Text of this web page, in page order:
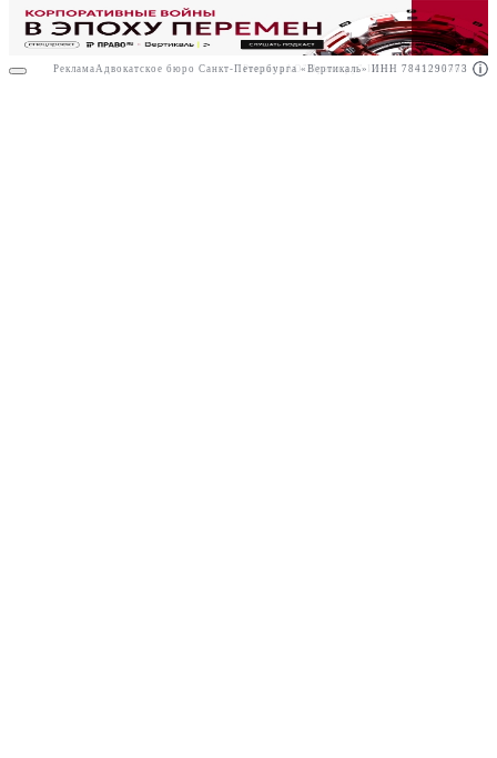
Реклама АО"Право.ру" ИНН: 7708095468
Реклама Адвокатское бюро Санкт-Петербурга «Вертикаль» ИНН 7841290773